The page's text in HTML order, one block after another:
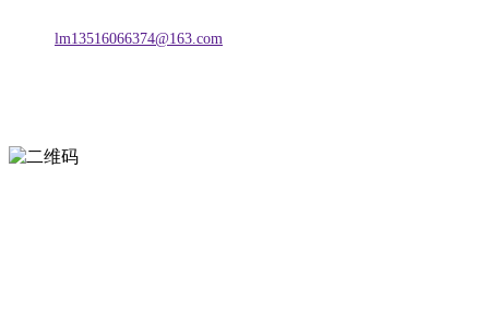
lm13516066374@163.com